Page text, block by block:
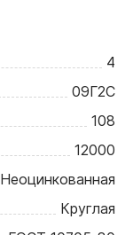
4
09Г2С
108
12000
Неоцинкованная
Круглая